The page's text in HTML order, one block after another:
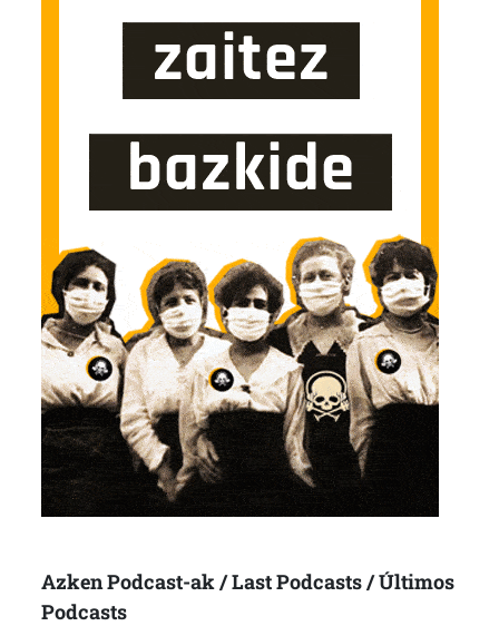
Azken Podcast-ak / Last Podcasts / Últimos
Podcasts